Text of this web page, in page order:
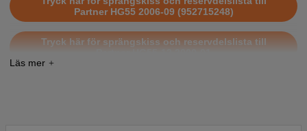
Partner HG55 2006-09 (952715248)
Tryck här för sprängskiss och reservdelslista till